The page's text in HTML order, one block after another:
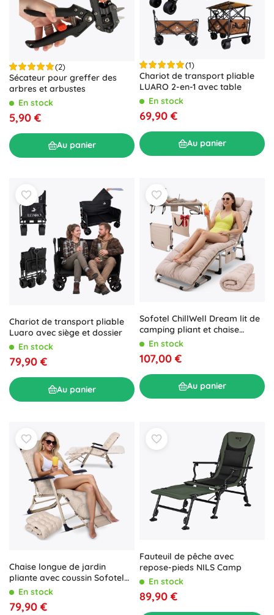
(2)
Sécateur pour greffer des
arbres et arbustes
En stock
5,90 €
Au panier
(1)
Chariot de transport pliable
LUARO 2-en-1 avec table
En stock
69,90 €
Au panier
Chariot de transport pliable
Luaro avec siège et dossier
En stock
79,90 €
Au panier
Sofotel ChillWell Dream lit de
camping pliant et chaise
longue de jardin avec
beige
En stock
107,00 €
Au panier
Chaise longue de jardin
pliante avec coussin Sofotel
ChillWell, beige
En stock
79,90 €
Fauteuil de pêche avec
repose-pieds NILS Camp
En stock
89,90 €